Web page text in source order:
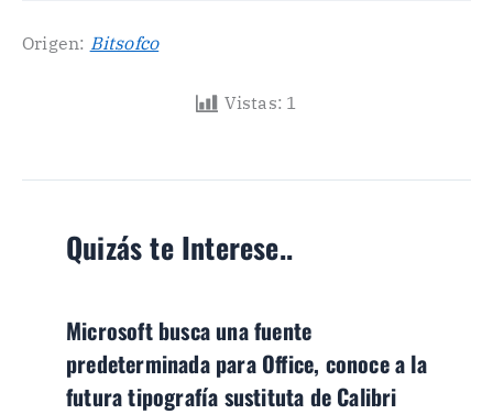
Origen: Bitsofco
Vistas: 1
Quizás te Interese..
Microsoft busca una fuente
predeterminada para Office, conoce a la
futura tipografía sustituta de Calibri